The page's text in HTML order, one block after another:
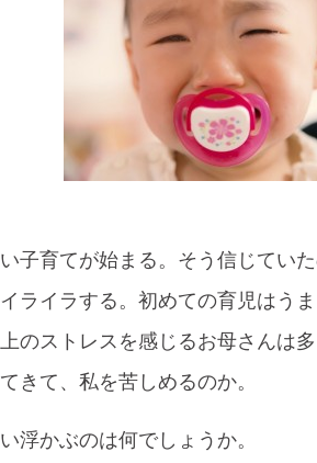
子育てが始まる。そう信じてい
ライラする。初めての育児はう
のストレスを感じるお母さんは
きて、私を苦しめるのか。
浮かぶのは何でしょうか。